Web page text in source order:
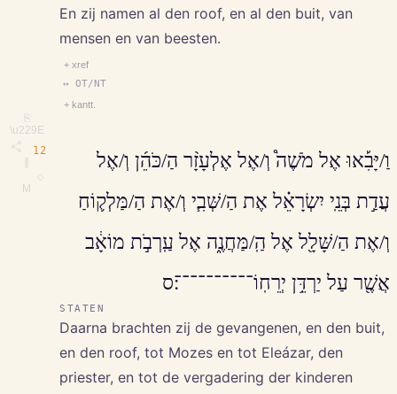
⎘
\u229E
M
En zij namen al den roof, en al den buit, van
mensen en van beesten.
+ xref
↔ OT/NT
+ kantt.
12
וַ/יָּבִ֡אוּ אֶל מֹשֶׁה֩ וְ/אֶל אֶלְעָזָ֨ר הַ/כֹּהֵ֜ן וְ/אֶל
עֲדַ֣ת בְּנֵֽי יִשְׂרָאֵ֗ל אֶת הַ/שְּׁבִ֧י וְ/אֶת הַ/מַּלְק֛וֹחַ
וְ/אֶת הַ/שָּׁלָ֖ל אֶל הַֽ/מַּחֲנֶ֑ה אֶל עַֽרְבֹ֣ת מוֹאָ֔ב
אֲשֶׁ֖ר עַל יַרְדֵּ֥ן יְרֵחֽוֹ־־־־־־־־־־׃ס
STATEN
Daarna brachten zij de gevangenen, en den buit,
en den roof, tot Mozes en tot Eleázar, den
priester, en tot de vergadering der kinderen